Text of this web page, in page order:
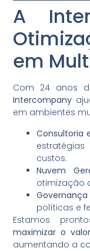
A
em
Com 24 anos
Intercompany
em ambientes
Consultoria
custos.
Nuvem
otimização
políticas e
Estamos
maximizar o
aumentando a